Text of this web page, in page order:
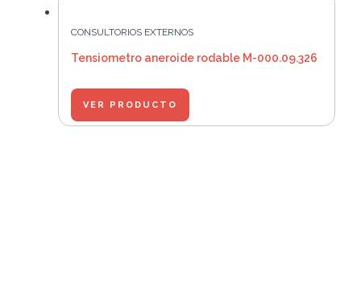
CONSULTORIOS EXTERNOS
Tensiometro aneroide rodable M-000.09.326
VER PRODUCTO